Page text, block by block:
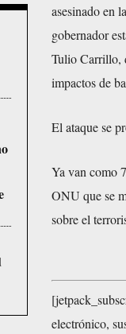
asesinado en
gobernador
Tulio Carrillo,
impactos de
El ataque se
Ya van como
ONU que se
sobre el
electrónico,